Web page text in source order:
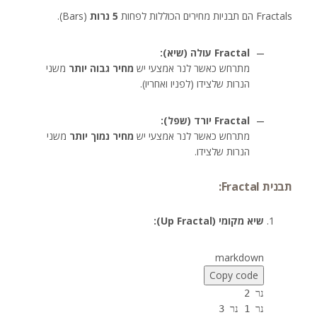
Fractals הם תבניות מחירים הכוללות לפחות 5 נרות (Bars).
Fractal עולה (שיא):
מתרחש כאשר לנר אמצעי יש מחיר גבוה יותר משני
הנרות שלצידו (לפניו ואחריו).
Fractal יורד (שפל):
מתרחש כאשר לנר אמצעי יש מחיר נמוך יותר משני
הנרות שלצידו.
תבנית Fractal:
שיא מקומי (Up Fractal):
markdown
Copy code
נר 2
נר 1 נר 3